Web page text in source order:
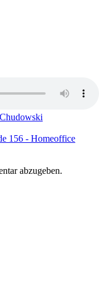
156 - Homeoffice
abzugeben.